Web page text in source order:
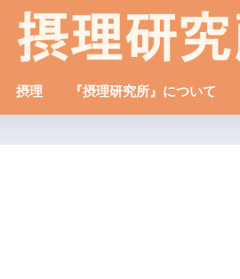
摂理 『摂理研究所』について